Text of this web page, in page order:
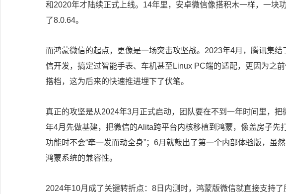
和2020年才陆续正式上线。14年里，安卓微信像搭积木一样，一块
了8.0.64。
而鸿蒙微信的起点，更像是一场突击攻坚战。2023年4月，腾讯集结
信开发，搞定过智能手表、车机甚至Linux PC端的适配，更因为之
搭档，这为后来的快速推进埋下了伏笔。
真正的攻坚是从2024年3月正式启动，团队要在不到一年时间里，
年4月先做基建，把微信的Alita跨平台内核移植到鸿蒙，像盖房子先
功能时不会“牵一发而动全身”；6月就敲出了第一个内部体验版，虽
鸿蒙系统的兼容性。
2024年10月成了关键转折点：8日内测时，鸿蒙版微信就直接支持